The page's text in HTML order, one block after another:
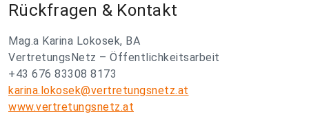
Rückfragen & Kontakt
Mag.a Karina Lokosek, BA
VertretungsNetz – Öffentlichkeitsarbeit
+43 676 83308 8173
karina.lokosek@vertretungsnetz.at
www.vertretungsnetz.at